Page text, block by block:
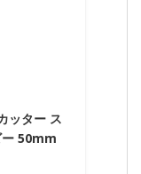
ッター ス
ー 50mm